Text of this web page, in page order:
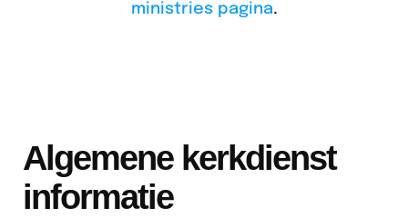
ministries pagina.
Algemene kerkdienst
informatie